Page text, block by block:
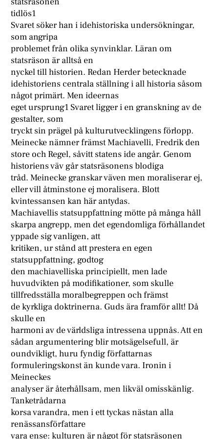
tidlös1
Svaret söker han i idehistoriska undersökningar,
som angripa
problemet från olika synvinklar. Läran om
statsräson är alltså en
nyckel till historien. Redan Herder betecknade
idehistoriens centrala ställning i all historia såsom
något primärt. Men ideernas
eget ursprung1 Svaret ligger i en granskning av de
gestalter, som
tryckt sin prägel på kulturutvecklingens förlopp.
Meinecke nämner främst Machiavelli, Fredrik den
store och Regel, såvitt statens ide angår. Genom
historiens väv går statsräsonens blodiga
tråd. Meinecke granskar väven men moraliserar ej,
eller vill åtminstone ej moralisera. Blott
kvintessansen kan här antydas.
Machiavellis statsuppfattning mötte på många håll
skarpa angrepp, men det egendomliga förhållandet
yppade sig vanligen, att
kritiken, ur stånd att prestera en egen
statsuppfattning, godtog
den machiavelliska principiellt, men lade
huvudvikten på modifikationer, som skulle
tillfredsställa moralbegreppen och främst
de kyrkliga doktrinerna. Guds ära framför allt! Då
skulle en
harmoni av de världsliga intressena uppnås. Att en
sådan argumentering blir motsägelsefull, är
oundvikligt, huru fyndig författarnas
formuleringskonst än kunde vara. Ironin i
Meineckes
analyser är återhållsam, men likväl omisskänlig.
Tanketrådarna
korsa varandra, men i ett tyckas nästan alla
renässansförfattare
vara ense: kulturen är något för statsräsonen